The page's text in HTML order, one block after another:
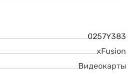
0257Y383
xFusion
Видеокарты